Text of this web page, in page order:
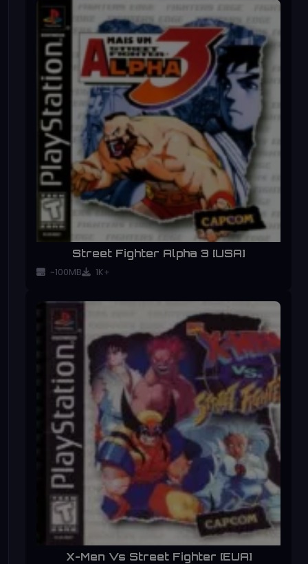
Street Fighter Alpha 3 [USA]
~100MB 1K+
X-Men Vs Street Fighter [EUA]